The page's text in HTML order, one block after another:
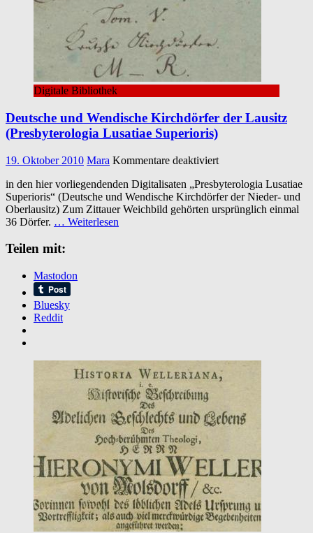
Digitale Bibliothek
Deutsche und Wendische Kirchdörfer der Lausitz
(Presbyterologia Lusatiae Superioris)
19. Oktober 2010 Mara Kommentare deaktiviertfür
und
Wendische
Kirchdörfer
in den hier vorliegendenden Digitalisaten „Presbyterologia Lusatiae
Superioris“ (Deutsche und Wendische Kirchdörfer der Nieder- und
Oberlausitz) Zum Zittauer Weichbild gehörten ursprünglich einmal
36 Dörfer. … Weiterlesen
Teilen mit:
Mastodon
Bluesky
Reddit